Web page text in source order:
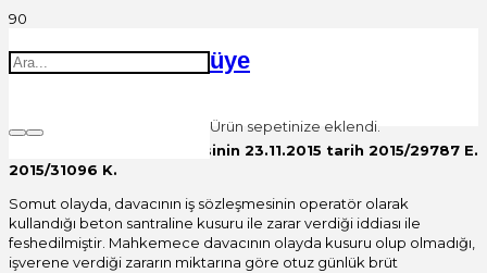
üye
Ürün sepetinize eklendi.
Yargıtay 22. Hukuk Dairesinin 23.11.2015 tarih 2015/29787 E.
2015/31096 K.
Somut olayda, davacının iş sözleşmesinin operatör olarak
kullandığı beton santraline kusuru ile zarar verdiği iddiası ile
feshedilmiştir. Mahkemece davacının olayda kusuru olup olmadığı,
işverene verdiği zararın miktarına göre otuz günlük brüt